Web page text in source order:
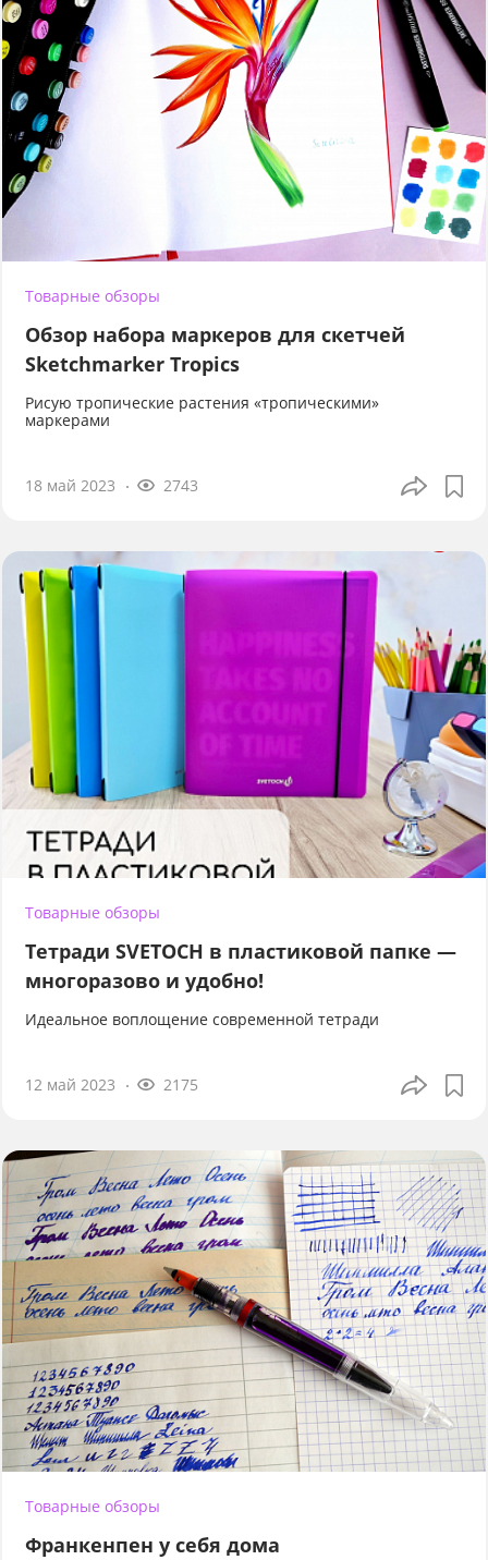
Товарные обзоры
Обзор набора маркеров для скетчей
Sketchmarker Tropics
Рисую тропические растения «тропическими»
маркерами
18 май 2023 2743
Товарные обзоры
Тетради SVETOCH в пластиковой папке —
многоразово и удобно!
Идеальное воплощение современной тетради
12 май 2023 2175
Товарные обзоры
Франкенпен у себя дома